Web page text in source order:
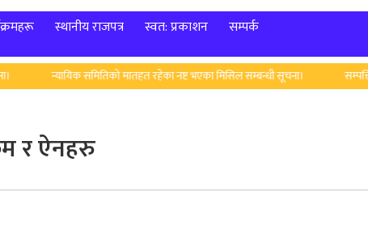
स्थानीय राजपत्र स्वत: प्रकाशन सम्पर्क
न्यायिक समितिको मातहत रहेका नष्ट भएका मिसिल सम्बन्धी सूचना। सम्पत्ति
र ऐनहरु